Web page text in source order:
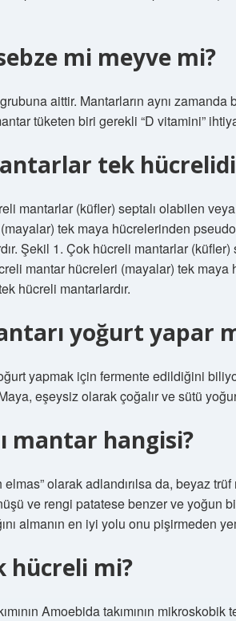
mi meyve mi?
aittir. Mantarların aynı zamanda
tüketen biri gerekli “D vitamini”
tek
mantarlar (küfler) septalı olabilen
tek maya hücrelerinden
Şekil 1. Çok hücreli mantarlar
mantar hücreleri (mayalar) tek
hücreli mantarlardır.
yoğurt yapar
yapmak için fermente edildiğini
eşeysiz olarak çoğalır ve sütü
mantar hangisi?
olarak adlandırılsa da, beyaz
ve rengi patatese benzer ve yoğun
almanın en iyi yolu onu pişirmeden
hücreli mi?
Amoebida takımının